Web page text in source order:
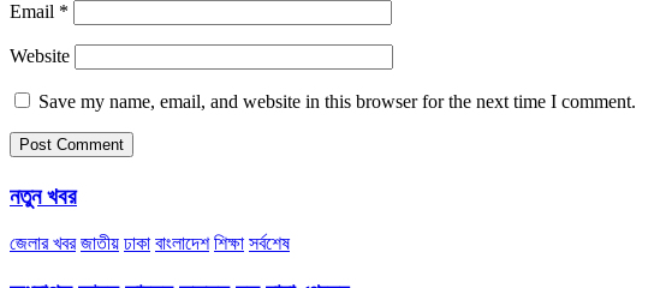
Email *
Website
Save my name, email, and website in this browser for the next time I comment.
নতুন খবর
জেলার খবর জাতীয় ঢাকা বাংলাদেশ শিক্ষা সর্বশেষ